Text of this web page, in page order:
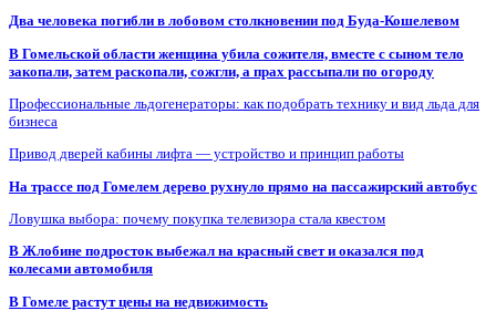
Два человека погибли в лобовом столкновении под Буда-Кошелевом
В Гомельской области женщина убила сожителя, вместе с сыном тело
закопали, затем раскопали, сожгли, а прах рассыпали по огороду
Профессиональные льдогенераторы: как подобрать технику и вид льда для
бизнеса
Привод дверей кабины лифта — устройство и принцип работы
На трассе под Гомелем дерево рухнуло прямо на пассажирский автобус
Ловушка выбора: почему покупка телевизора стала квестом
В Жлобине подросток выбежал на красный свет и оказался под
колесами автомобиля
В Гомеле растут цены на недвижимость